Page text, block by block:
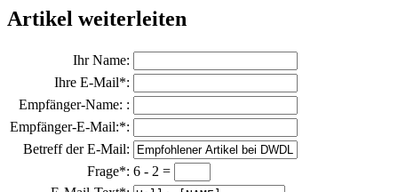
Artikel weiterleiten
Ihr Name:
Ihre E-Mail*:
Empfänger-Name: :
Empfänger-E-Mail:*:
Betreff der E-Mail:
Frage*: 6 - 2 =